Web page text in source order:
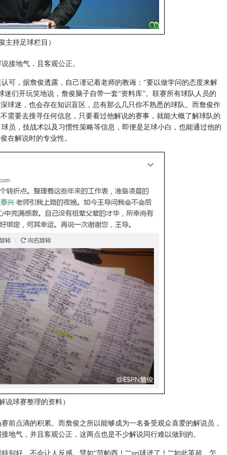
主持足球栏目）
地气，且客观公正。
，据詹俊透露，自己谨记着老师的教诲：“要以做学问的态度来解
们开玩笑地说，詹俊脑子自带一套“资料库”。联赛所有球队人员的
球迷，也会存在知识盲区，总有那么几只你不熟悉的球队。而詹俊作
需要去搜寻任何信息，只要看过他解说的赛事，就能大概了解球队的
员，技战术以及习惯性策略等信息，即便是足球小白，也能通过他的
在解说时的专业性。
说球赛整理的资料）
点滴的积累。而詹俊之所以能够成为一名备受观众喜爱的解说员，
地气，并且客观公正，这两点也是不少解说同行难以做到的。
，不会让人反感。譬如“范帕西！”“zei球进了！”“如此英超、怎